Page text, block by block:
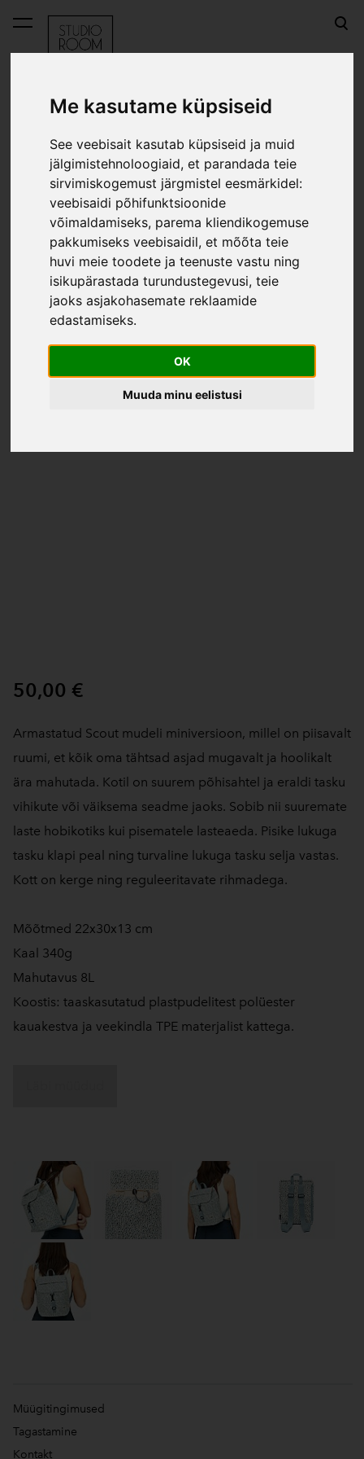
Me kasutame küpsiseid
See veebisait kasutab küpsiseid ja muid
jälgimistehnoloogiaid, et parandada teie
sirvimiskogemust järgmistel eesmärkidel:
veebisaidi põhifunktsioonide
võimaldamiseks, parema kliendikogemuse
pakkumiseks veebisaidil,et mõõta teie
huvi meie toodete ja teenuste vastu ning
isikupärastada turundustegevusi,teie
jaoks asjakohasemate reklaamide
edastamiseks.
OK
Muuda minu eelistusi
lisati ostukorvi.
Seljakott Scout Mini
Flowers
Läbi müüdud
50,00 €
Armastatud Scout mudeli miniversioon, millel on piisavalt
ruumi, et kõik oma tähtsad asjad mugavalt ja hoolikalt
ära mahutada. Kotil on suurem põhisahtel ja eraldi tasku
vihikute või väiksema seadme jaoks. Sobib nii suuremate
laste hobikotiks kui pisematele lasteaeda. Pisike lukuga
tasku klapi peal ning turvaline lukuga tasku selja vastas.
Kott on kerge ning reguleeritavate rihmadega.
Mõõtmed 22x30x13 cm
Kaal 340g
Mahutavus 8L
Koostis: taaskasutatud plastpudelitest polüester
kauakestva ja veekindla TPE materjalist kattega.
Müügitingimused
Tagastamine
Kontakt